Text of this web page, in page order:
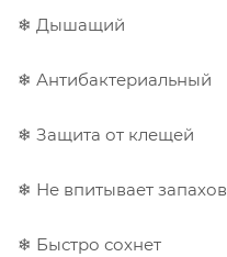
❄ Дышащий
❄ Антибактериальный
❄ Защита от клещей
❄ Не впитывает запахов
❄ Быстро сохнет